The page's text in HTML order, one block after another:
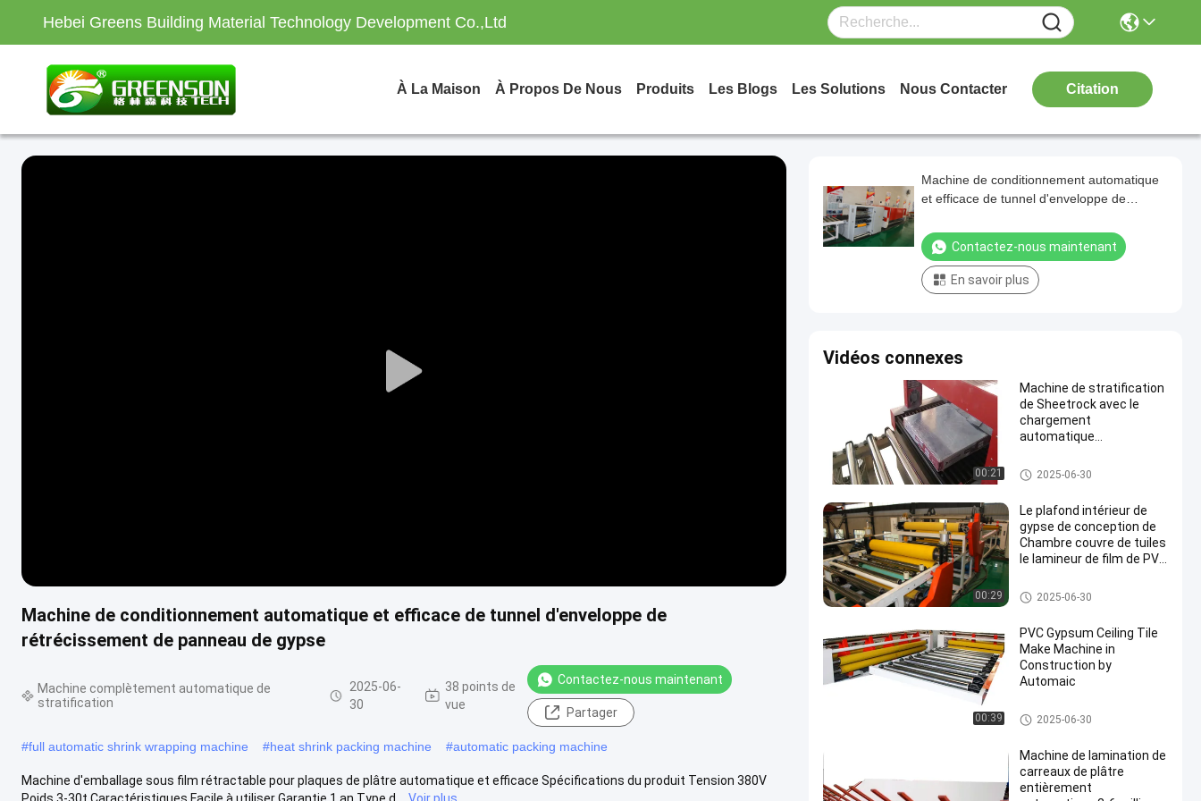
Hebei Greens Building Material Technology Development Co.,Ltd
À La Maison À Propos De Nous Produits Les Blogs Les Solutions Nous Contacter Citation
Play
Machine de conditionnement automatique et efficace de tunnel d'enveloppe de
rétrécissement de panneau de gypse
Machine complètement automatique de
stratification
2025-06-
30
38 points de
vue
Contactez-nous maintenant
Partager
#full automatic shrink wrapping machine #heat shrink packing machine #automatic packing machine
Machine d'emballage sous film rétractable pour plaques de plâtre automatique et efficace Spécifications du produit Tension 380V
Poids 3-30t Caractéristiques Facile à utiliser Garantie 1 an Type d...
Voir plus
Machine de conditionnement automatique
et efficace de tunnel d'enveloppe de
Contactez-nous maintenant
En savoir plus
Vidéos connexes
00:21
Machine de stratification
de Sheetrock avec le
chargement
automatique
Machine complètement autom
atique de stratification
2025-06-30
00:29
Le plafond intérieur de
gypse de conception de
Chambre couvre de tuiles
le lamineur de film de PVC
Machine complètement autom
atique de stratification
2025-06-30
00:39
PVC Gypsum Ceiling Tile
Make Machine in
Construction by
Automaic
Machine complètement autom
atique de stratification
2025-06-30
Machine de lamination de
carreaux de plâtre
entièrement